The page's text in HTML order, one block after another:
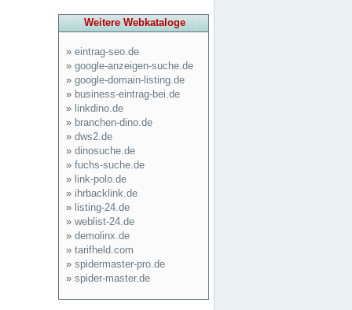
Weitere Webkataloge
» eintrag-seo.de
» google-anzeigen-suche.de
» google-domain-listing.de
» business-eintrag-bei.de
» linkdino.de
» branchen-dino.de
» dws2.de
» dinosuche.de
» fuchs-suche.de
» link-polo.de
» ihrbacklink.de
» listing-24.de
» weblist-24.de
» demolinx.de
» tarifheld.com
» spidermaster-pro.de
» spider-master.de